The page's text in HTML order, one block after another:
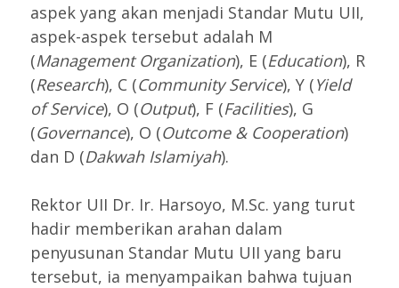
aspek yang akan menjadi Standar Mutu UII,
aspek-aspek tersebut adalah M
(Management Organization), E (Education), R
(Research), C (Community Service), Y (Yield
of Service), O (Output), F (Facilities), G
(Governance), O (Outcome & Cooperation)
dan D (Dakwah Islamiyah).
Rektor UII Dr. Ir. Harsoyo, M.Sc. yang turut
hadir memberikan arahan dalam
penyusunan Standar Mutu UII yang baru
tersebut, ia menyampaikan bahwa tujuan